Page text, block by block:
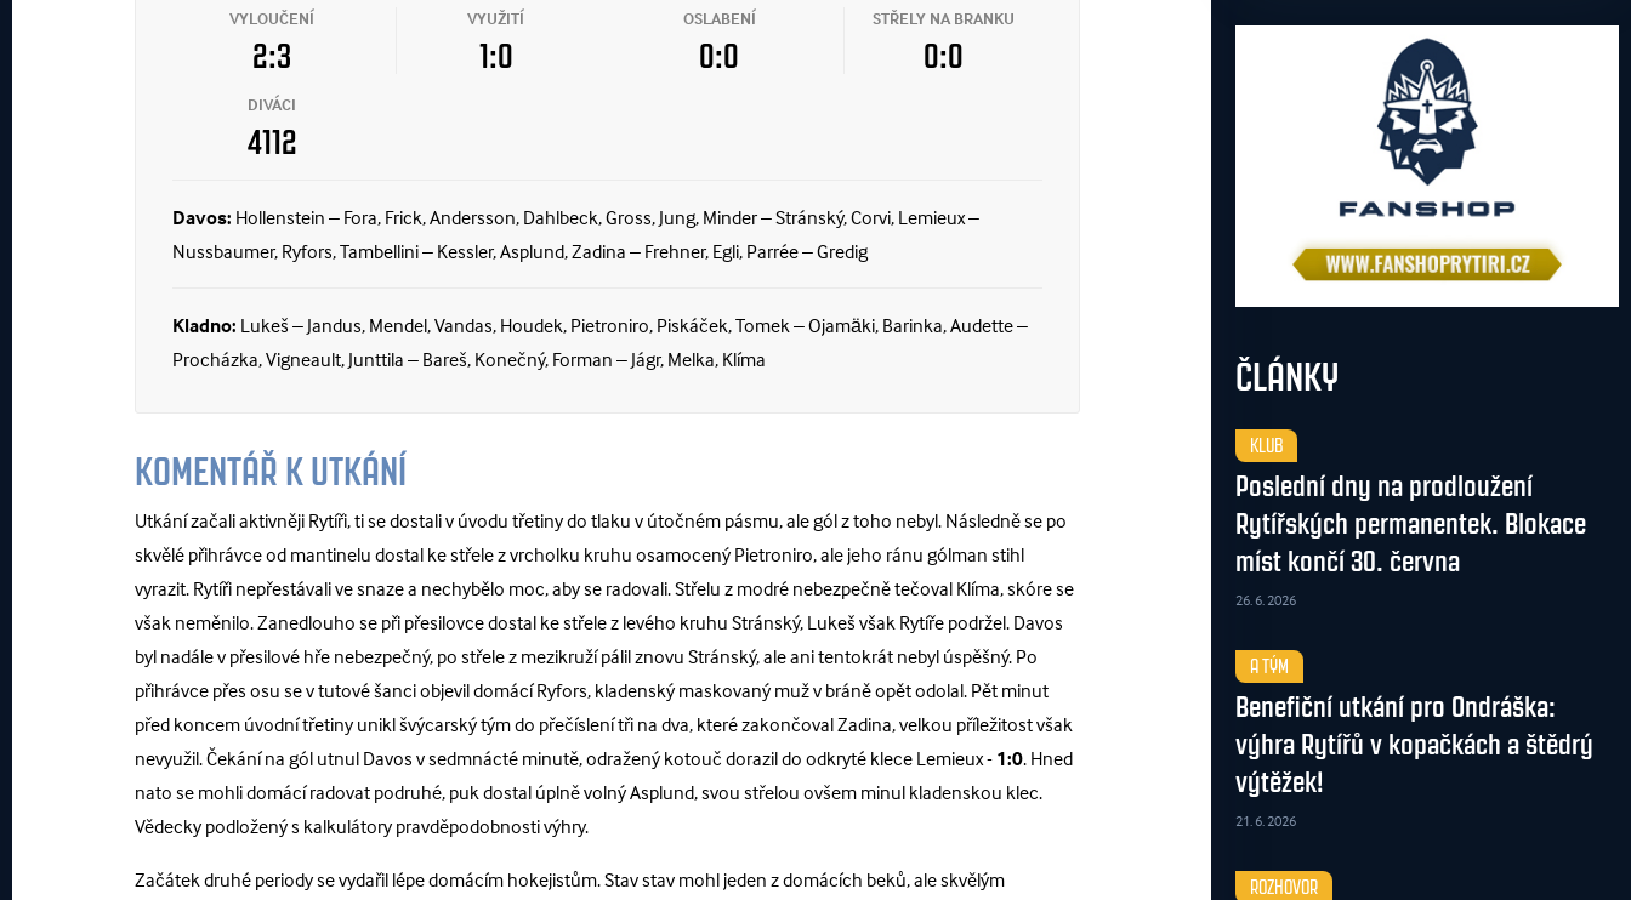
VYLOUČENÍ
2:3
VYUŽITÍ
1:0
OSLABENÍ
0:0
STŘELY NA BRANKU
0:0
DIVÁCI
4112
Davos: Hollenstein – Fora, Frick, Andersson, Dahlbeck, Gross, Jung, Minder – Stránský, Corvi, Lemieux –
Nussbaumer, Ryfors, Tambellini – Kessler, Asplund, Zadina – Frehner, Egli, Parrée – Gredig
Kladno: Lukeš – Jandus, Mendel, Vandas, Houdek, Pietroniro, Piskáček, Tomek – Ojamäki, Barinka, Audette –
Procházka, Vigneault, Junttila – Bareš, Konečný, Forman – Jágr, Melka, Klíma
KOMENTÁŘ K UTKÁNÍ
Utkání začali aktivněji Rytíři, ti se dostali v úvodu třetiny do tlaku v útočném pásmu, ale gól z toho nebyl. Následně se po
skvělé přihrávce od mantinelu dostal ke střele z vrcholku kruhu osamocený Pietroniro, ale jeho ránu gólman stihl
vyrazit. Rytíři nepřestávali ve snaze a nechybělo moc, aby se radovali. Střelu z modré nebezpečně tečoval Klíma, skóre se
však neměnilo. Zanedlouho se při přesilovce dostal ke střele z levého kruhu Stránský, Lukeš však Rytíře podržel. Davos
byl nadále v přesilové hře nebezpečný, po střele z mezikruží pálil znovu Stránský, ale ani tentokrát nebyl úspěšný. Po
přihrávce přes osu se v tutové šanci objevil domácí Ryfors, kladenský maskovaný muž v bráně opět odolal. Pět minut
před koncem úvodní třetiny unikl švýcarský tým do přečíslení tři na dva, které zakončoval Zadina, velkou příležitost však
nevyužil. Čekání na gól utnul Davos v sedmnácté minutě, odražený kotouč dorazil do odkryté klece Lemieux - 1:0. Hned
nato se mohli domácí radovat podruhé, puk dostal úplně volný Asplund, svou střelou ovšem minul kladenskou klec.
Vědecky podložený s kalkulátory pravděpodobnosti výhry.
Začátek druhé periody se vydařil lépe domácím hokejistům. Stav stav mohl jeden z domácích beků, ale skvělým
ČLÁNKY
KLUB
Poslední dny na prodloužení
Rytířských permanentek. Blokace
míst končí 30. června
26. 6. 2026
A TÝM
Benefiční utkání pro Ondráška:
výhra Rytířů v kopačkách a štědrý
výtěžek!
21. 6. 2026
ROZHOVOR